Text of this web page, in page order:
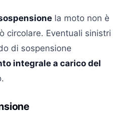
la moto non è
circolare. Eventuali sinistri
di sospensione
integrale a carico del